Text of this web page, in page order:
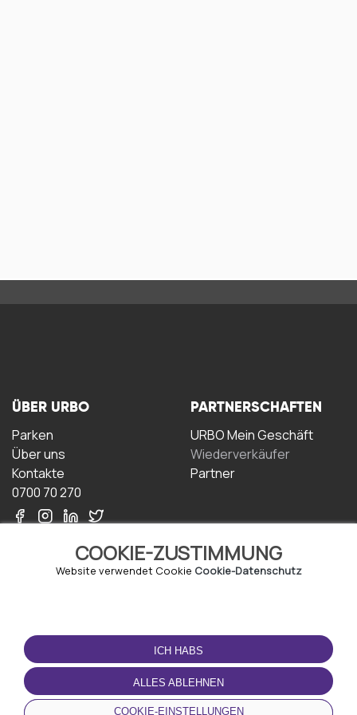
COOKIE-ZUSTIMMUNG
Website verwendet Cookie Cookie-Datenschutz
ICH HABS
ALLES ABLEHNEN
COOKIE-EINSTELLUNGEN
ÜBER URBO
Parken
Über uns
Kontakte
0700 70 270
PARTNERSCHAFTEN
URBO Mein Geschäft
Wiederverkäufer
Partner
NUTZUNGSBEDINGUNGEN
Geschäftsbedingungen
Datenschutz-
Bestimmungen
Cookie-Richtlinie
LADEN SIE DIE APP
HERUNTER